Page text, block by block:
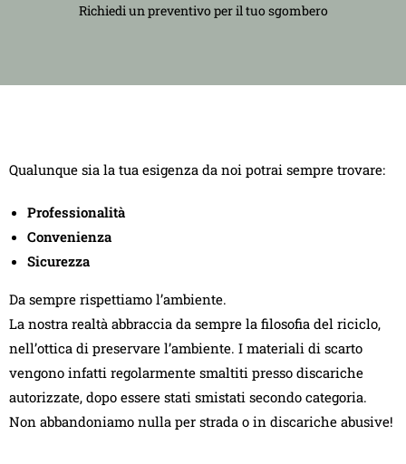
Richiedi un preventivo per il tuo sgombero
Qualunque sia la tua esigenza da noi potrai sempre trovare:
Professionalità
Convenienza
Sicurezza
Da sempre rispettiamo l’ambiente.
La nostra realtà abbraccia da sempre la filosofia del riciclo,
nell’ottica di preservare l’ambiente. I materiali di scarto
vengono infatti regolarmente smaltiti presso discariche
autorizzate, dopo essere stati smistati secondo categoria.
Non abbandoniamo nulla per strada o in discariche abusive!